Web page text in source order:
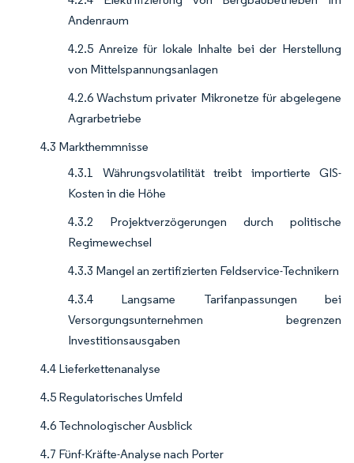
Andenraum
4.2.5 Anreize für lokale Inhalte bei der Herstellung
von Mittelspannungsanlagen
4.2.6 Wachstum privater Mikronetze für abgelegene
Agrarbetriebe
4.3 Markthemmnisse
4.3.1 Währungsvolatilität treibt importierte GIS-
Kosten in die Höhe
4.3.2 Projektverzögerungen durch politische
Regimewechsel
4.3.3 Mangel an zertifizierten Feldservice-Technikern
4.3.4 Langsame Tarifanpassungen bei
Versorgungsunternehmen begrenzen
Investitionsausgaben
4.4 Lieferkettenanalyse
4.5 Regulatorisches Umfeld
4.6 Technologischer Ausblick
4.7 Fünf-Kräfte-Analyse nach Porter